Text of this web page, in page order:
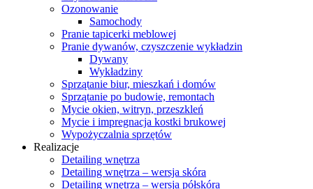
Ozonowanie
Samochody
Pranie tapicerki meblowej
Pranie dywanów, czyszczenie wykładzin
Dywany
Wykładziny
Sprzątanie biur, mieszkań i domów
Sprzątanie po budowie, remontach
Mycie okien, witryn, przeszkleń
Mycie i impregnacja kostki brukowej
Wypożyczalnia sprzętów
Realizacje
Detailing wnętrza
Detailing wnętrza – wersja skóra
Detailing wnętrza – wersja półskóra